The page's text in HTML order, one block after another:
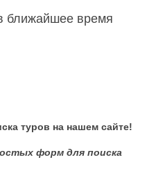
ближайшее время
туров на нашем сайте!
форм для поиска